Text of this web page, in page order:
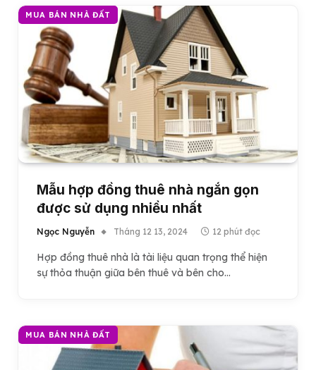
MUA BÁN NHÀ ĐẤT
Mẫu hợp đồng thuê nhà ngắn gọn
được sử dụng nhiều nhất
Ngọc Nguyễn Tháng 12 13, 2024 12 phút đọc
Hợp đồng thuê nhà là tài liệu quan trọng thể hiện
sự thỏa thuận giữa bên thuê và bên cho…
MUA BÁN NHÀ ĐẤT